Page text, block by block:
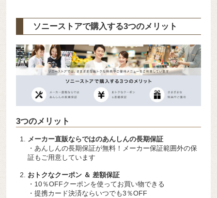
ソニーストアで購入する3つのメリット
3つのメリット
メーカー直販ならではのあんしんの長期保証
・あんしんの長期保証が無料！メーカー保証範囲外の保
証もご用意しています
おトクなクーポン ＆ 差額保証
・10％OFFクーポンを使ってお買い物できる
・提携カード決済ならいつでも3％OFF